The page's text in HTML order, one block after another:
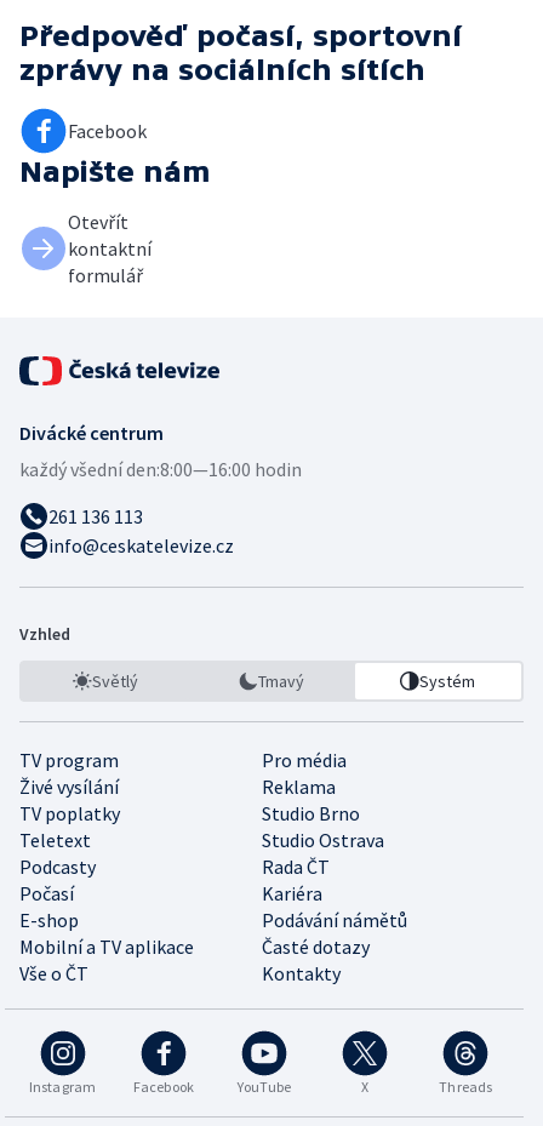
Předpověď počasí, sportovní
zprávy na sociálních sítích
Facebook
Napište nám
Otevřít
kontaktní
formulář
Divácké centrum
každý všední den:8:00—16:00 hodin
261 136 113
info@ceskatelevize.cz
Vzhled
Světlý Tmavý Systém
TV program
Pro média
Živé vysílání
Reklama
TV poplatky
Studio Brno
Teletext
Studio Ostrava
Podcasty
Rada ČT
Počasí
Kariéra
E-shop
Podávání námětů
Mobilní a TV aplikace
Časté dotazy
Vše o ČT
Kontakty
Instagram Facebook YouTube X Threads